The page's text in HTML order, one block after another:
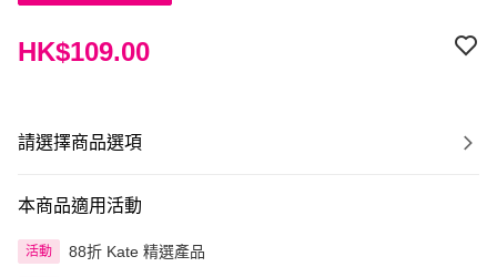
HK$109.00
請選擇商品選項
本商品適用活動
活動 88折 Kate 精選產品